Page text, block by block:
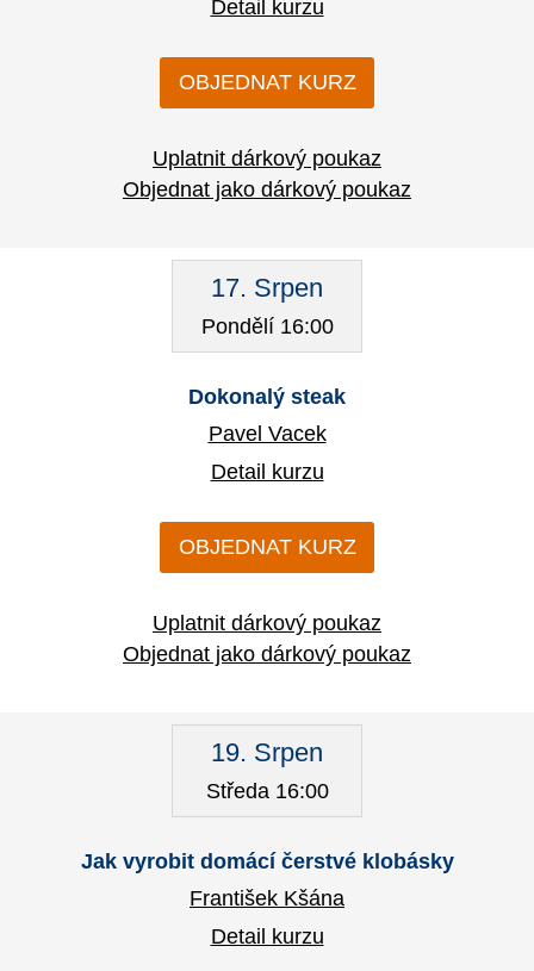
Detail kurzu
OBJEDNAT KURZ
Uplatnit dárkový poukaz
Objednat jako dárkový poukaz
17. Srpen
Pondělí 16:00
Dokonalý steak
Pavel Vacek
Detail kurzu
OBJEDNAT KURZ
Uplatnit dárkový poukaz
Objednat jako dárkový poukaz
19. Srpen
Středa 16:00
Jak vyrobit domácí čerstvé klobásky
František Kšána
Detail kurzu